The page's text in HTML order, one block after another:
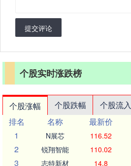
提交评论
个股实时涨跌榜
个股涨幅 个股跌幅 个股流入
排名
名称 最新价
1
N展芯 116.52
2 锐翔智能 110.02
3 志特新材 14.8